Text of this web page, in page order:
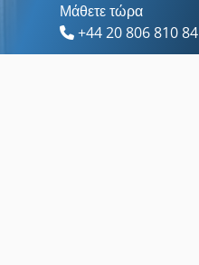
Μάθετε τώρα
+44 20 806 810 84